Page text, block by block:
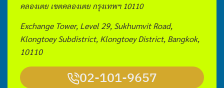
คลองเตย เขตคลองเตย กรุงเทพฯ 10110
Exchange Tower, Level 29, Sukhumvit Road,
Klongtoey Subdistrict, Klongtoey District, Bangkok,
10110
02-101-9657